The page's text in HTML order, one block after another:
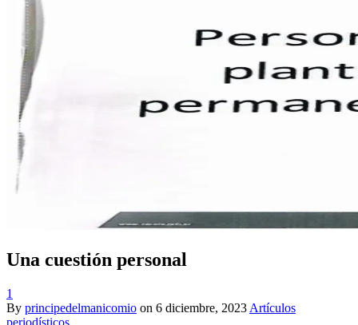
Una cuestión personal
1
By principedelmanicomio on 6 diciembre, 2023 Artículos
periodísticos